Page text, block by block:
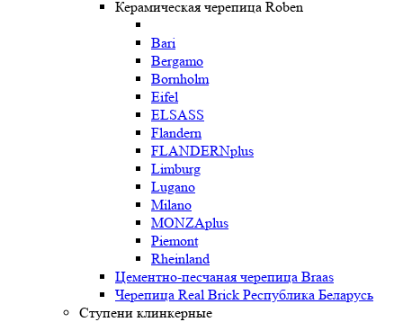
Керамическая черепица Roben
Bari
Bergamo
Bornholm
Eifel
ELSASS
Flandern
FLANDERNplus
Limburg
Lugano
Milano
MONZAplus
Piemont
Rheinland
Цементно-песчаная черепица Braas
Черепица Real Brick Республика Беларусь
Ступени клинкерные